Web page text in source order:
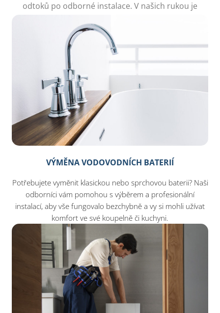
odtoků po odborné instalace. V našich rukou je
VÝMĚNA VODOVODNÍCH BATERIÍ
Potřebujete vyměnit klasickou nebo sprchovou baterii? Naši
odborníci vám pomohou s výběrem a profesionální
instalací, aby vše fungovalo bezchybně a vy si mohli užívat
komfort ve své koupelně či kuchyni.